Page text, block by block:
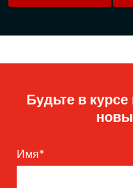
Будьте в
Имя*